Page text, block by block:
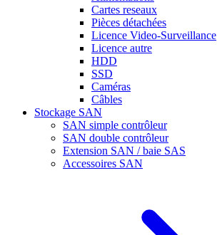
Cartes reseaux
Pièces détachées
Licence Video-Surveillance
Licence autre
HDD
SSD
Caméras
Câbles
Stockage SAN
SAN simple contrôleur
SAN double contrôleur
Extension SAN / baie SAS
Accessoires SAN